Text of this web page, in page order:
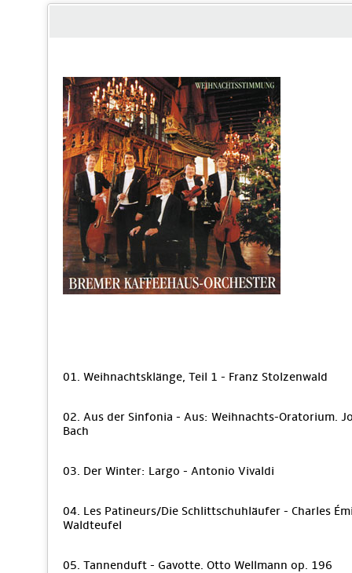
01. Weihnachtsklänge, Teil 1 - Franz Stolzenwald
02. Aus der Sinfonia - Aus: Weihnachts-Oratorium.
Bach
03. Der Winter: Largo - Antonio Vivaldi
04. Les Patineurs/Die Schlittschuhläufer - Charles
Waldteufel
05. Tannenduft - Gavotte. Otto Wellmann op. 196